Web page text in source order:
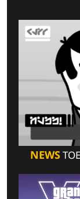
NEWS